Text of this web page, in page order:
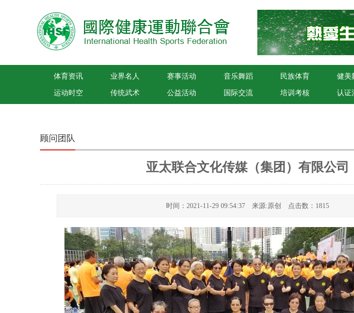
体育资讯 业界名人 赛事活动 音乐舞蹈 民族体育 健美
运动时空 传统武术 公益活动 国际交流 培训考核 认证
顾问团队
亚太联合文化传媒（集团）有限公司
时间：2021-11-29 09:54:37 来源:原创 点击数：1815